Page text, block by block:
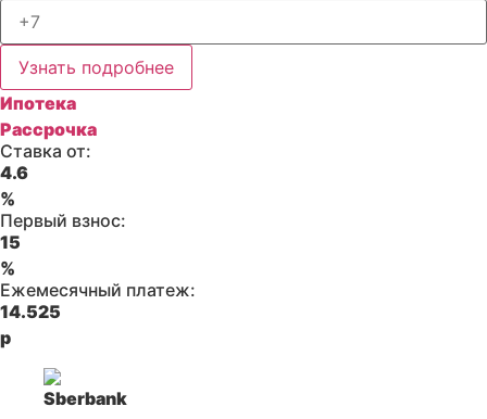
Узнать подробнее
Ипотека
Рассрочка
Ставка от:
4.6
%
Первый взнос:
15
%
Ежемесячный платеж:
14.525
р